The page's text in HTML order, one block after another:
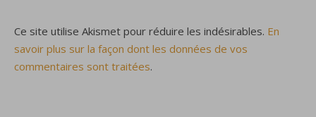
Ce site utilise Akismet pour réduire les indésirables. En
savoir plus sur la façon dont les données de vos
commentaires sont traitées.